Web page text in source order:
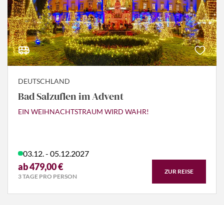
DEUTSCHLAND
Bad Salzuflen im Advent
EIN WEIHNACHTSTRAUM WIRD WAHR!
03.12. - 05.12.2027
ab 479,00 €
3 TAGE PRO PERSON
ZUR REISE